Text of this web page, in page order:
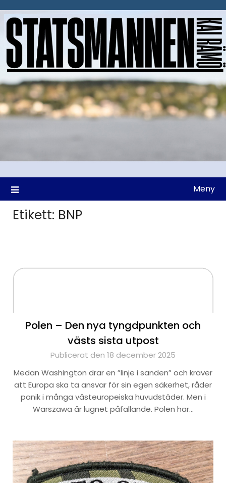
till
Meny
Etikett: BNP
Polen – Den nya tyngdpunkten och
västs sista utpost
Publicerat den 18 december 2025
Medan Washington drar en ”linje i sanden” och kräver
att Europa ska ta ansvar för sin egen säkerhet, råder
panik i många västeuropeiska huvudstäder. Men i
Warszawa är lugnet påfallande. Polen har…